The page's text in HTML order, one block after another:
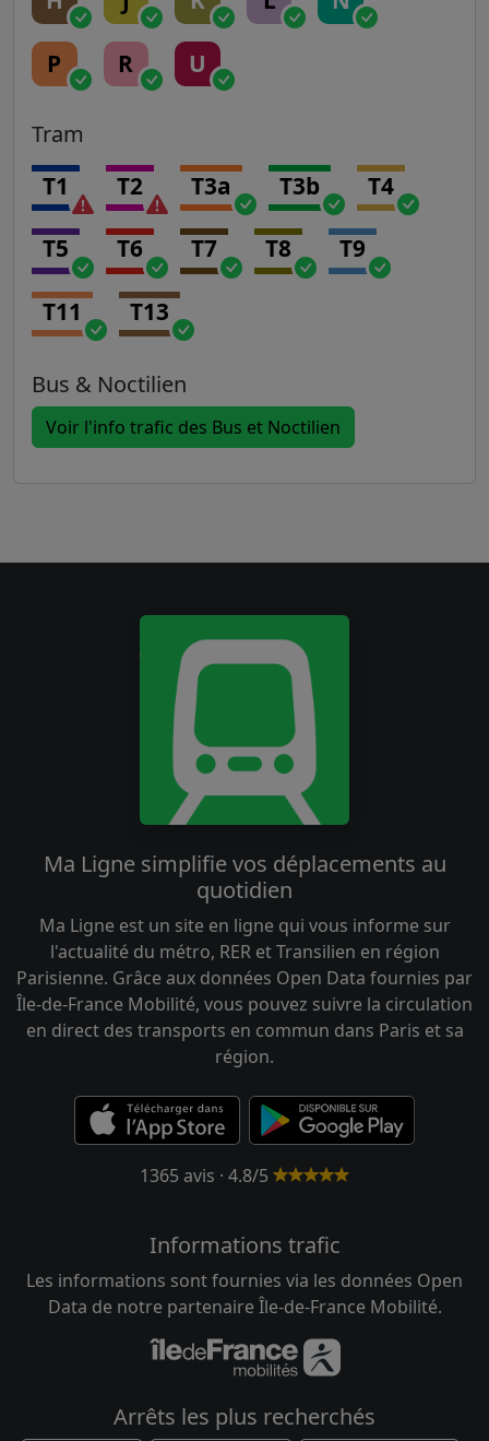
P R U
Tram
T1 T2 T3a T3b T4
T5 T6 T7 T8 T9
T11 T13
Bus & Noctilien
Voir l'info trafic des Bus et Noctilien
Ma Ligne simplifie vos déplacements au
quotidien
Ma Ligne est un site en ligne qui vous informe sur
l'actualité du métro, RER et Transilien en région
Parisienne. Grâce aux données Open Data fournies par
Île-de-France Mobilité, vous pouvez suivre la circulation
en direct des transports en commun dans Paris et sa
région.
1365 avis · 4.8/5
Informations trafic
Les informations sont fournies via les données Open
Data de notre partenaire Île-de-France Mobilité.
Arrêts les plus recherchés